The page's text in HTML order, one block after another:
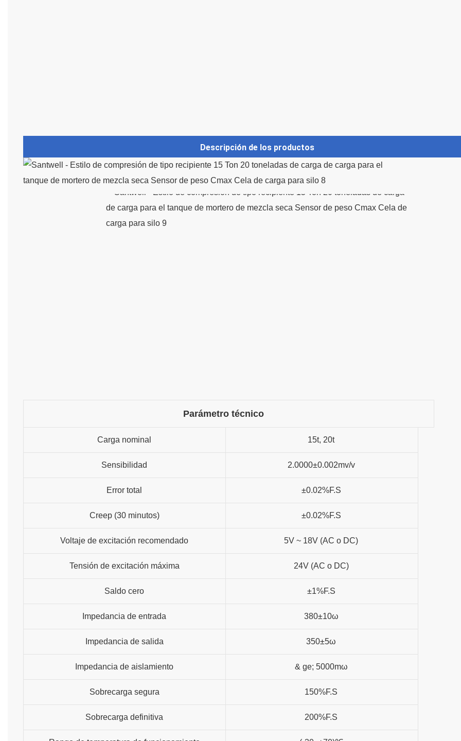
Descripción de los productos
Parámetro técnico
Carga nominal 15t, 20t
Sensibilidad 2.0000±0.002mv/v
Error total ±0.02%F.S
Creep (30 minutos) ±0.02%F.S
Voltaje de excitación recomendado 5V ~ 18V (AC o DC)
Tensión de excitación máxima 24V (AC o DC)
Saldo cero ±1%F.S
Impedancia de entrada 380±10ω
Impedancia de salida 350±5ω
Impedancia de aislamiento & ge; 5000mω
Sobrecarga segura 150%F.S
Sobrecarga definitiva 200%F.S